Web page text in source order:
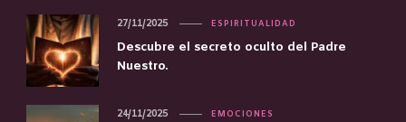
ESPIRITUALIDAD
Descubre el secreto oculto del Padre
Nuestro.
27/11/2025
EMOCIONES
24/11/2025